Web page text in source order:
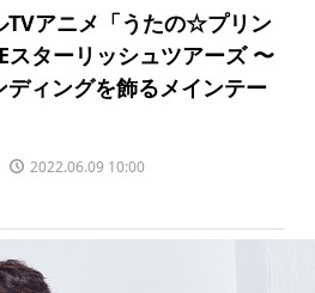
TVアニメ「うたの☆プリン
スターリッシュツアーズ 〜
ィングを飾るメインテー
2022.06.09 10:00